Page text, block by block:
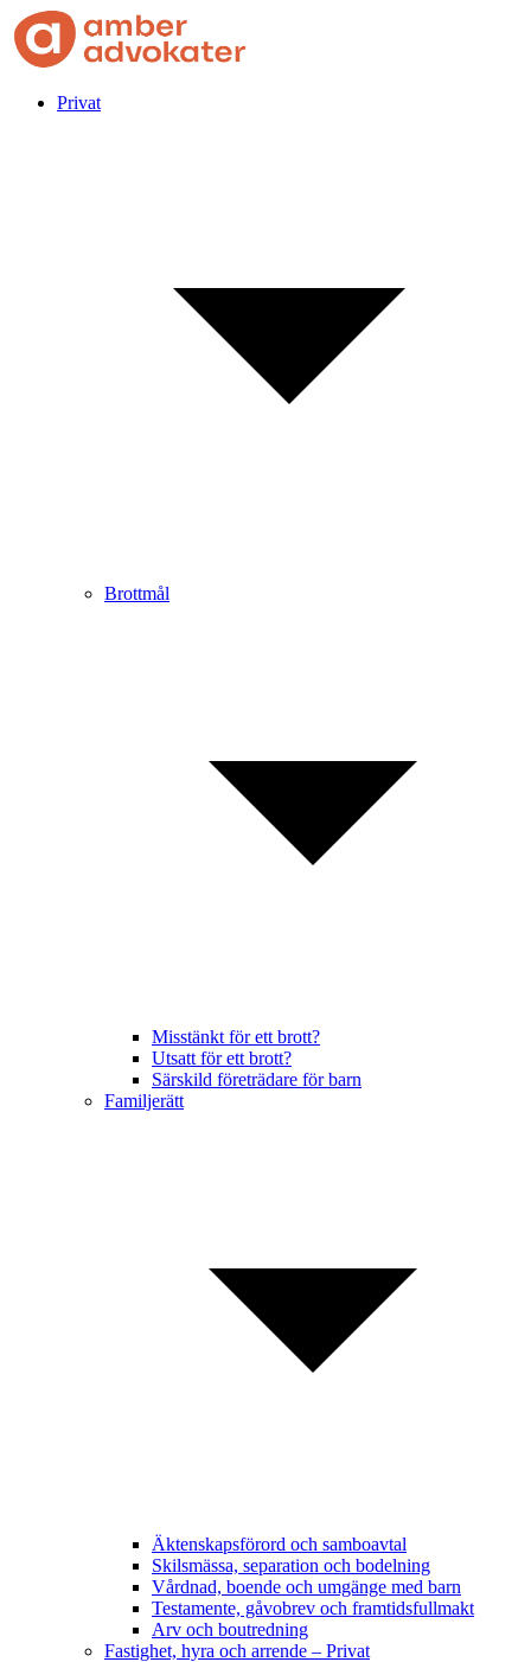
Privat
Brottmål
Misstänkt för ett brott?
Utsatt för ett brott?
Särskild företrädare för barn
Familjerätt
Äktenskapsförord och samboavtal
Skilsmässa, separation och bodelning
Vårdnad, boende och umgänge med barn
Testamente, gåvobrev och framtidsfullmakt
Arv och boutredning
Fastighet, hyra och arrende – Privat